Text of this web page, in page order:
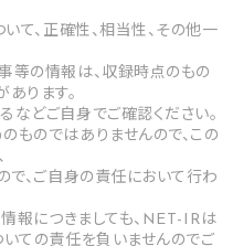
て、正確性、相当性、その他一
等の情報は、収録時点のもの
あります。
などご自身でご確認ください。
ものではありませんので、この
、ご自身の責任において行わ
報につきましても、NET-IRは
ての責任を負いませんのでご